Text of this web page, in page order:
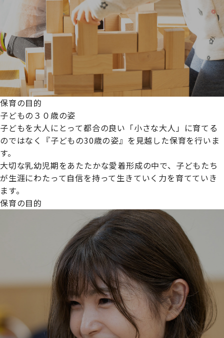
プライムスターほいくえんグループは女性が安心して働き
続けられる環境づくりに取り組んでおり、厚生労働省の
【えるぼし認定(☆☆)】
保育の目的
子どもの３０歳の姿
子どもを大人にとって都合の良い「小さな大人」に育てる
のではなく『子どもの30歳の姿』を見越した保育を行いま
す。
大切な乳幼児期をあたたかな愛着形成の中で、子どもたち
が生涯にわたって自信を持って生きていく力を育てていき
ます。
保育の目的